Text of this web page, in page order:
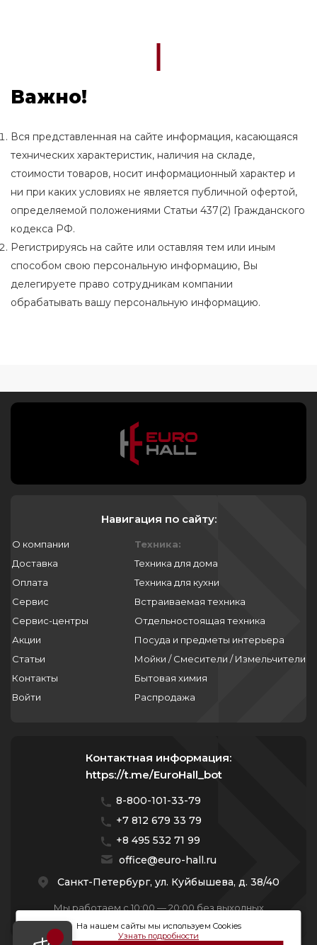
Важно!
Вся представленная на сайте информация, касающаяся
технических характеристик, наличия на складе,
стоимости товаров, носит информационный характер и
ни при каких условиях не является публичной офертой,
определяемой положениями Статьи 437(2) Гражданского
кодекса РФ.
Регистрируясь на сайте или оставляя тем или иным
способом свою персональную информацию, Вы
делегируете право сотрудникам компании
обрабатывать вашу персональную информацию.
Навигация по сайту:
О компании
Доставка
Оплата
Сервис
Сервис-центры
Акции
Статьи
Контакты
Войти
Техника:
Техника для дома
Техника для кухни
Встраиваемая техника
Отдельностоящая техника
Посуда и предметы интерьера
Мойки / Смесители / Измельчители
Бытовая химия
Распродажа
Контактная информация:
https://t.me/EuroHall_bot
8-800-101-33-79
+7 812 679 33 79
+8 495 532 71 99
office@euro-hall.ru
Санкт-Петербург, ул. Куйбышева, д. 38/40
Мы работаем с 10:00 — 20:00 без выходных
На нашем сайты мы используем Cookies
Узнать подробности